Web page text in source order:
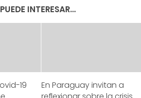
INTERESAR...
19
En Paraguay invitan a